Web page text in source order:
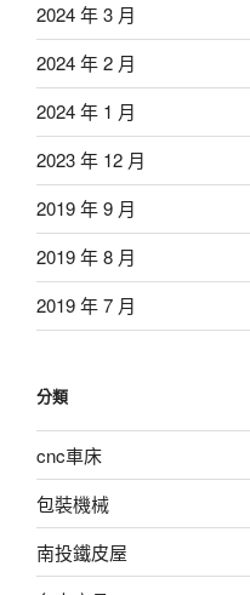
2024 年 3 月
2024 年 2 月
2024 年 1 月
2023 年 12 月
2019 年 9 月
2019 年 8 月
2019 年 7 月
分類
cnc車床
包裝機械
南投鐵皮屋